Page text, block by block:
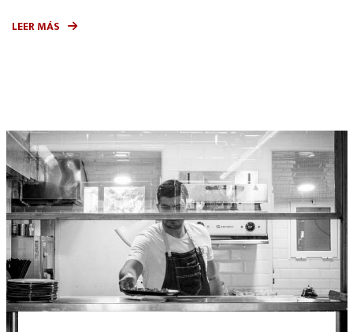
LEER MÁS